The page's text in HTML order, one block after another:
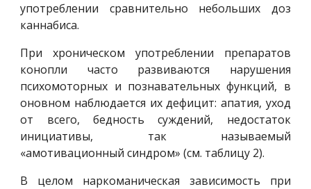
употреблении сравнительно небольших доз
каннабиса.
При хроническом употреблении препаратов
конопли часто развиваются нарушения
психомоторных и познавательных функций, в
оновном наблюдается их дефицит: апатия, уход
от всего, бедность суждений, недостаток
инициативы, так называемый
«амотивационный синдром» (см. таблицу 2).
В целом наркоманическая зависимость при